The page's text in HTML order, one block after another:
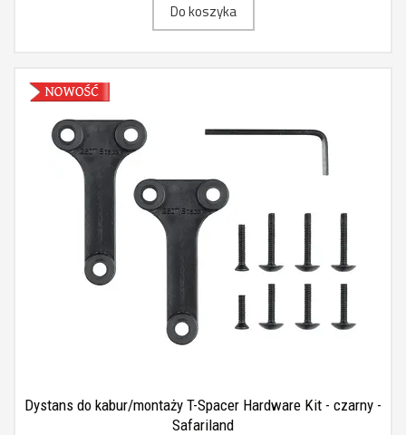
Do koszyka
Dystans do kabur/montaży T-Spacer Hardware Kit - czarny -
Safariland